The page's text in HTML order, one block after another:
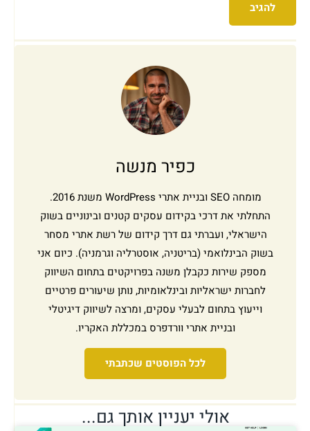
כפיר מנשה
מומחה SEO ובניית אתרי WordPress משנת 2016.
התחלתי את דרכי בקידום עסקים קטנים ובינוניים בשוק
הישראלי, ועברתי גם דרך קידום של רשת אתרי מסחר
בשוק הבינלואמי (בריטניה, אוסטרליה וגרמניה). כיום אני
מספק שירות כקבלן משנה בפרויקטים בתחום השיווק
לחברות ישראליות ובינלאומיות, נותן שיעורים פרטיים
וייעוץ בתחום לבעלי עסקים, ומרצה לשיווק דיגיטלי
ובניית אתרי וורדפרס במכללת האקריו.
לכל הפוסטים שכתבתי
אולי יעניין אותך גם...